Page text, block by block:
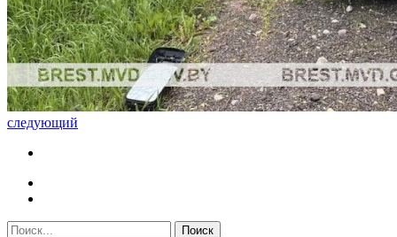
следующий